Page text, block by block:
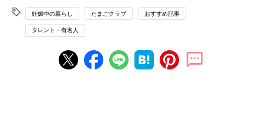
妊娠中の暮らし たまごクラブ おすすめ記事
タレント・有名人